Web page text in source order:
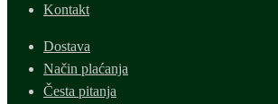
Kontakt
Dostava
Način plaćanja
Česta pitanja